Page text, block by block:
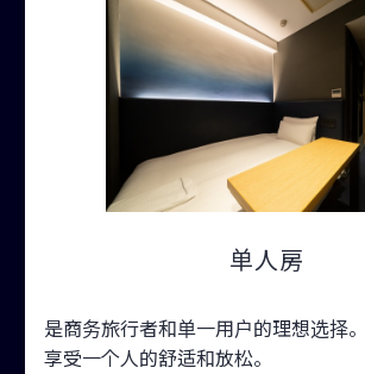
单人房
是商务旅行者和单一用户的理想选择。
享受一个人的舒适和放松。